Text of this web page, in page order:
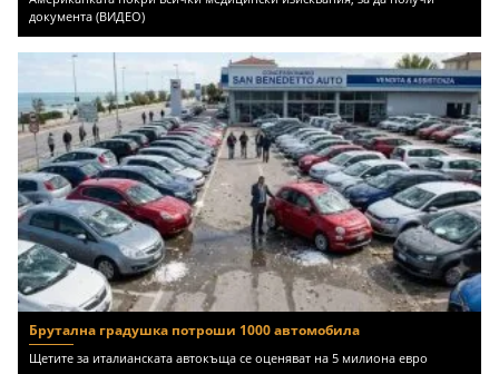
документа (ВИДЕО)
Брутална градушка потроши 1000 автомобила
Щетите за италианската автокъща се оценяват на 5 милиона евро